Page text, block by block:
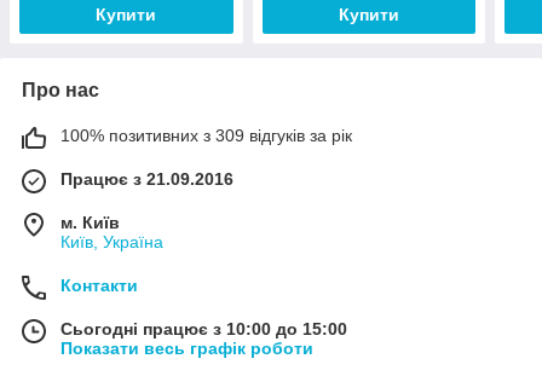
Купити Купити
Про нас
100% позитивних з 309 відгуків за рік
Працює з 21.09.2016
м. Київ
Київ, Україна
Контакти
Сьогодні працює з 10:00 до 15:00
Показати весь графік роботи